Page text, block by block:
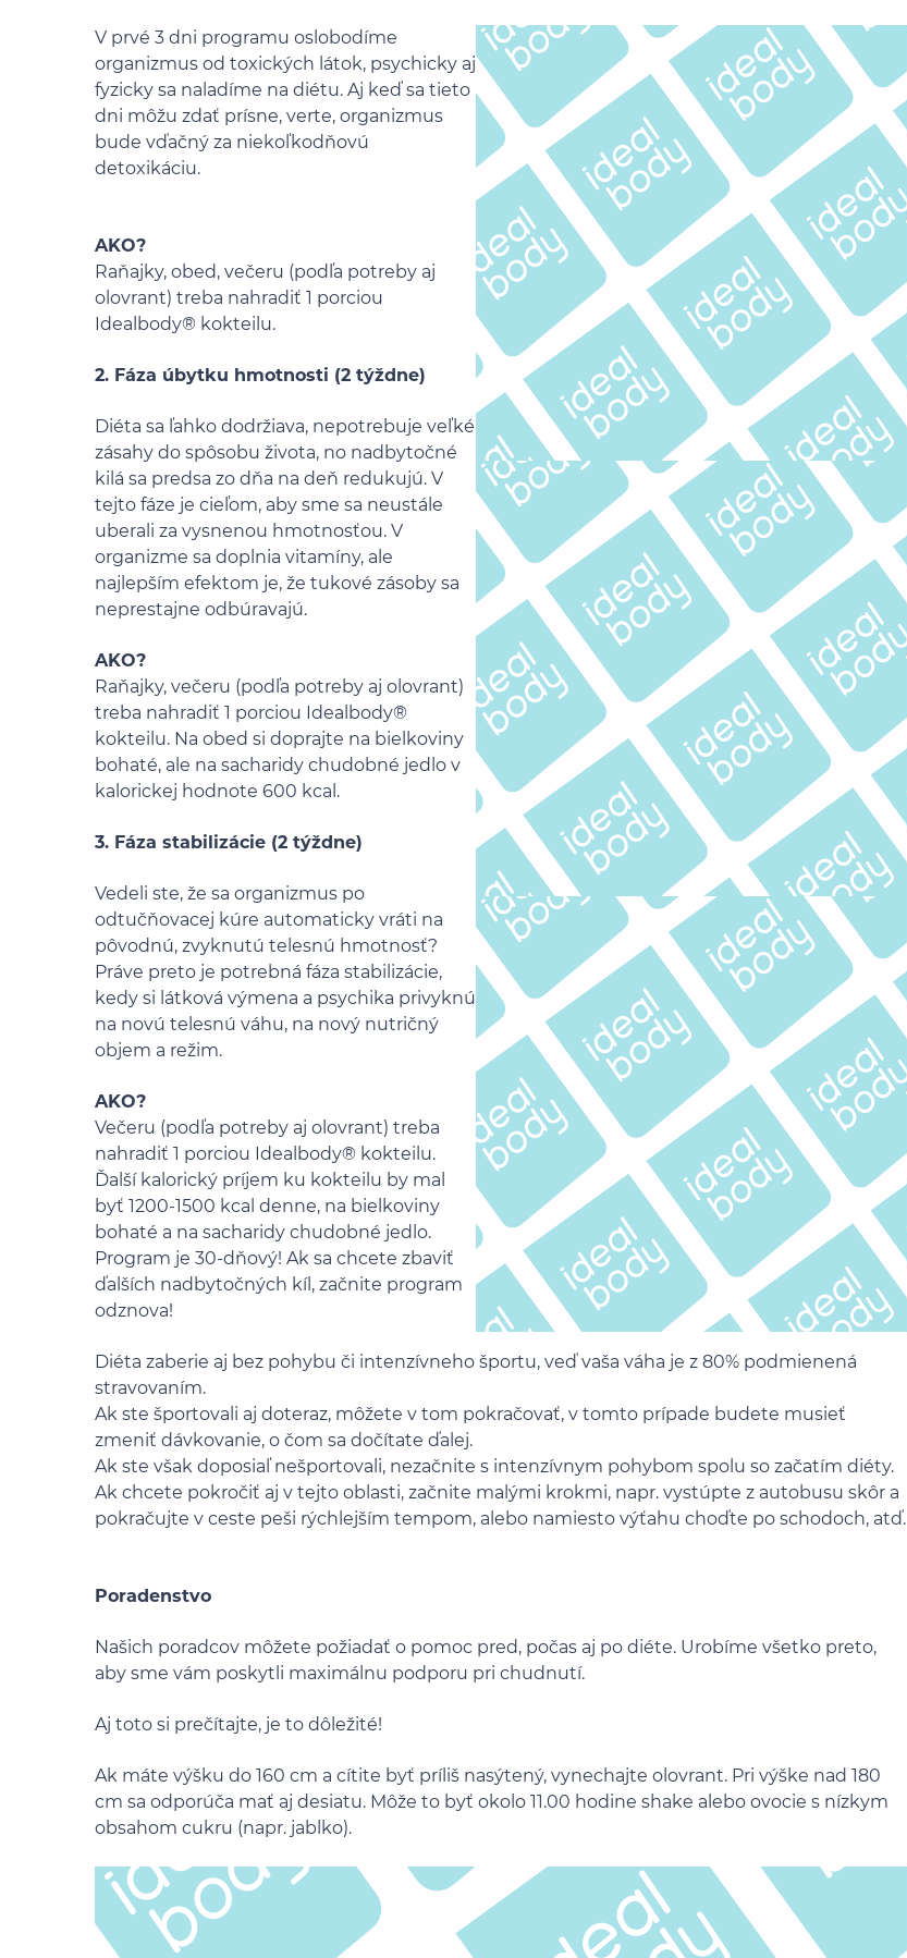
V prvé 3 dni programu oslobodíme
organizmus od toxických látok, psychicky aj
fyzicky sa naladíme na diétu. Aj keď sa tieto
dni môžu zdať prísne, verte, organizmus
bude vďačný za niekoľkodňovú
detoxikáciu.
AKO?
Raňajky, obed, večeru (podľa potreby aj
olovrant) treba nahradiť 1 porciou
Idealbody® kokteilu.
2. Fáza úbytku hmotnosti (2 týždne)
Diéta sa ľahko dodržiava, nepotrebuje veľké
zásahy do spôsobu života, no nadbytočné
kilá sa predsa zo dňa na deň redukujú. V
tejto fáze je cieľom, aby sme sa neustále
uberali za vysnenou hmotnosťou. V
organizme sa doplnia vitamíny, ale
najlepším efektom je, že tukové zásoby sa
neprestajne odbúravajú.
AKO?
Raňajky, večeru (podľa potreby aj olovrant)
treba nahradiť 1 porciou Idealbody®
kokteilu. Na obed si doprajte na bielkoviny
bohaté, ale na sacharidy chudobné jedlo v
kalorickej hodnote 600 kcal.
3. Fáza stabilizácie (2 týždne)
Vedeli ste, že sa organizmus po
odtučňovacej kúre automaticky vráti na
pôvodnú, zvyknutú telesnú hmotnosť?
Práve preto je potrebná fáza stabilizácie,
kedy si látková výmena a psychika privyknú
na novú telesnú váhu, na nový nutričný
objem a režim.
AKO?
Večeru (podľa potreby aj olovrant) treba
nahradiť 1 porciou Idealbody® kokteilu.
Ďalší kalorický príjem ku kokteilu by mal
byť 1200-1500 kcal denne, na bielkoviny
bohaté a na sacharidy chudobné jedlo.
Program je 30-dňový! Ak sa chcete zbaviť
ďalších nadbytočných kíl, začnite program
odznova!
Diéta zaberie aj bez pohybu či intenzívneho športu, veď vaša váha je z 80% podmienená
stravovaním.
Ak ste športovali aj doteraz, môžete v tom pokračovať, v tomto prípade budete musieť
zmeniť dávkovanie, o čom sa dočítate ďalej.
Ak ste však doposiaľ nešportovali, nezačnite s intenzívnym pohybom spolu so začatím diéty.
Ak chcete pokročiť aj v tejto oblasti, začnite malými krokmi, napr. vystúpte z autobusu skôr a
pokračujte v ceste peši rýchlejším tempom, alebo namiesto výťahu choďte po schodoch, atď.
Poradenstvo
Našich poradcov môžete požiadať o pomoc pred, počas aj po diéte. Urobíme všetko preto,
aby sme vám poskytli maximálnu podporu pri chudnutí.
Aj toto si prečítajte, je to dôležité!
Ak máte výšku do 160 cm a cítite byť príliš nasýtený, vynechajte olovrant. Pri výške nad 180
cm sa odporúča mať aj desiatu. Môže to byť okolo 11.00 hodine shake alebo ovocie s nízkym
obsahom cukru (napr. jablko).